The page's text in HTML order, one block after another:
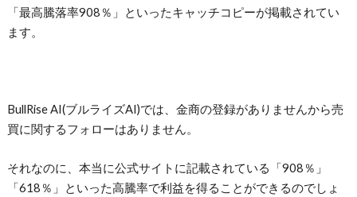
「最高騰落率908％」といったキャッチコピーが掲載されてい
ます。
BullRise AI(ブルライズAI)では、金商の登録がありませんから売
買に関するフォローはありません。
それなのに、本当に公式サイトに記載されている「908％」
「618％」といった高騰率で利益を得ることができるのでしょ